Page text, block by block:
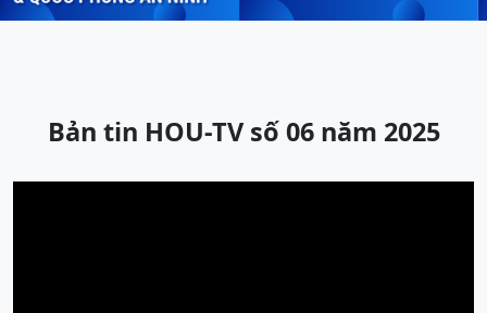
Bản tin HOU-TV số 06 năm 2025